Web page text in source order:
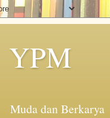
YPM
Muda dan Berkarya